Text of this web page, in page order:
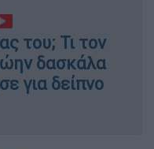
του; Τι τον
δασκάλα
για δείπνο